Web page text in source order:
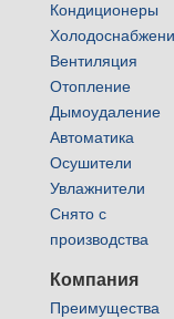
Кондиционеры
Вентиляция
Отопление
Дымоудаление
Автоматика
Осушители
Увлажнители
Снято с
производства
Компания
Преимущества